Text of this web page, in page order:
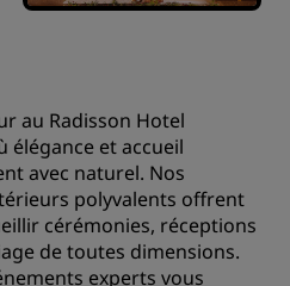
au Radisson Hotel
élégance et accueil
avec naturel. Nos
polyvalents offrent
cérémonies, réceptions
de toutes dimensions.
experts vous